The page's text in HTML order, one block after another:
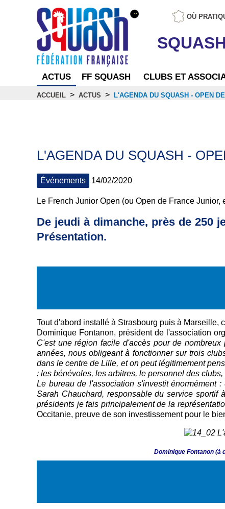
OÙ
ACTUS FF SQUASH CLUBS ET
ACCUEIL > ACTUS > L'AGENDA DU SQUASH - OPEN
L'AGENDA DU SQUASH -
Événements 14/02/2020
Le French Junior Open (ou Open de France
De jeudi à dimanche, près de 250
Présentation.
Tout d'abord installé à Strasbourg puis à Marseille,
Dominique Fontanon, président de l'association
C'est une région facile d'accès pour de
années, nous obligeant à fonctionner sur trois
dans le centre de Lille, et on peut légitimement
: les bénévoles, les arbitres, le personnel des
Le bureau de l'association s'investit énormément
Sarah Chauchard, responsable du service
présidents je fais principalement de la
Occitanie, preuve de son investissement pour le
Dominique Fontanon (à